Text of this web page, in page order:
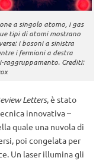
a singolo atomo, i gas
tipi di atomi mostrano
i bosoni a sinistra
i fermioni a destra
Crediti:
Letters, è stato
innovativa –
quale una nuvola di
poi congelata per
Un laser illumina gli